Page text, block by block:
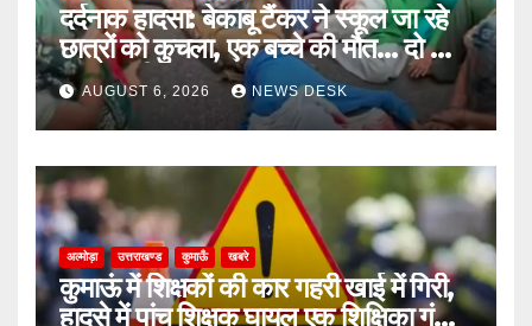
दर्दनाक हादसा: बेकाबू टैंकर ने स्कूल जा रहे
छात्रों को कुचला, एक बच्चे की मौत… दो की
हालत गंभीर
AUGUST 6, 2026 NEWS DESK
अल्मोड़ा उत्तराखण्ड कुमाऊँ खबरे
कुमाऊं में शिक्षकों की कार गहरी खाई में गिरी,
हादसे में पांच शिक्षक घायल एक शिक्षिका गंभीर